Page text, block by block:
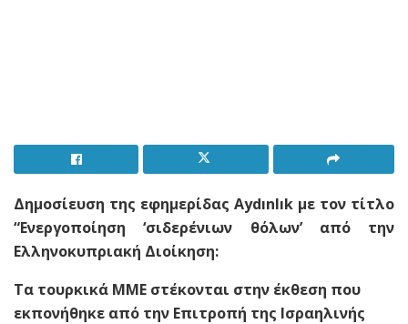
Δημοσίευση της εφημερίδας Aydınlık με τον τίτλο
“Ενεργοποίηση ‘σιδερένιων θόλων’ από την
Ελληνοκυπριακή Διοίκηση:
Τα τουρκικά ΜΜΕ στέκονται στην έκθεση που
εκπονήθηκε από την Επιτροπή της Ισραηλινής